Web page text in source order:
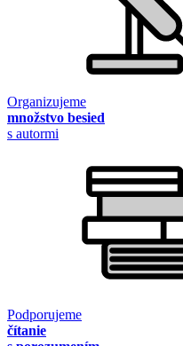
Organizujeme
množstvo besied
s autormi
Podporujeme
čítanie